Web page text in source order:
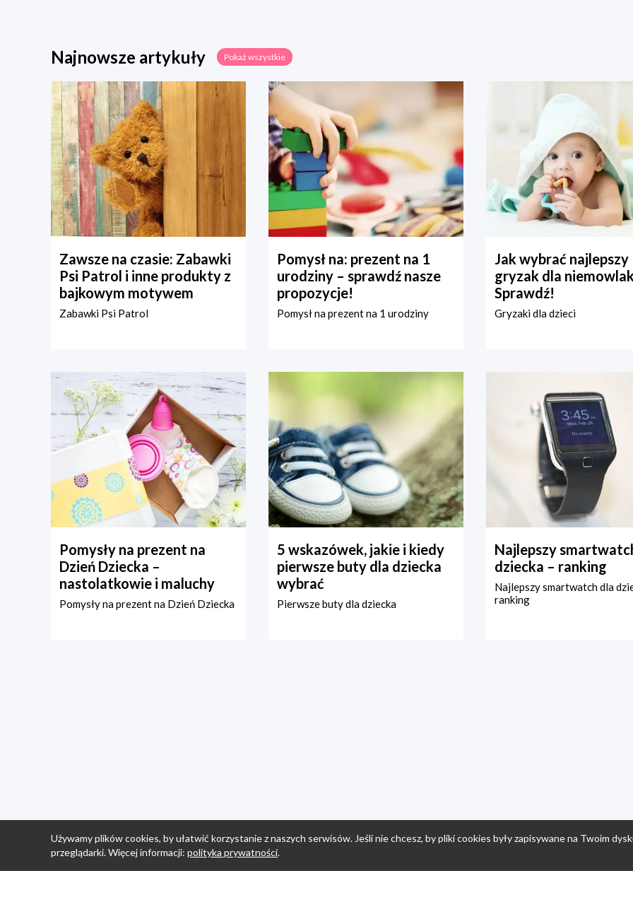
Najnowsze artykuły Pokaż wszystkie
Zawsze na czasie: Zabawki
Psi Patrol i inne produkty z
bajkowym motywem
Zabawki Psi Patrol
Pomysł na: prezent na 1
urodziny – sprawdź nasze
propozycje!
Pomysł na prezent na 1 urodziny
Jak wybrać najlepszy
gryzak dla
Sprawdź!
Gryzaki dla dzieci
Pomysły na prezent na
Dzień Dziecka –
nastolatkowie i maluchy
Pomysły na prezent na Dzień Dziecka
5 wskazówek, jakie i kiedy
pierwsze buty dla dziecka
wybrać
Pierwsze buty dla dziecka
Najlepszy
dziecka – ranking
Najlepszy smartwatch dla
ranking
Używamy plików cookies, by ułatwić korzystanie z naszych serwisów. Jeśli nie chcesz, by pliki cookies były zapisywane na Twoim
przeglądarki. Więcej informacji: polityka prywatności.